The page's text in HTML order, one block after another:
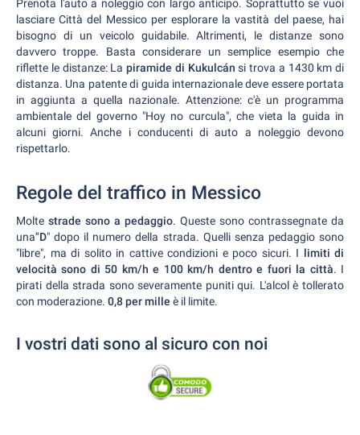
Prenota l'auto a noleggio con largo anticipo. Soprattutto se vuoi
lasciare Città del Messico per esplorare la vastità del paese, hai
bisogno di un veicolo guidabile. Altrimenti, le distanze sono
davvero troppe. Basta considerare un semplice esempio che
riflette le distanze: La piramide di Kukulcán si trova a 1430 km di
distanza. Una patente di guida internazionale deve essere portata
in aggiunta a quella nazionale. Attenzione: c'è un programma
ambientale del governo "Hoy no curcula", che vieta la guida in
alcuni giorni. Anche i conducenti di auto a noleggio devono
rispettarlo.
Regole del traffico in Messico
Molte strade sono a pedaggio. Queste sono contrassegnate da
una"D" dopo il numero della strada. Quelli senza pedaggio sono
"libre", ma di solito in cattive condizioni e poco sicuri. I limiti di
velocità sono di 50 km/h e 100 km/h dentro e fuori la città. I
pirati della strada sono severamente puniti qui. L'alcol è tollerato
con moderazione. 0,8 per mille è il limite.
I vostri dati sono al sicuro con noi